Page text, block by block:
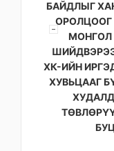
БАЙДЛЫГ
ОРОЛЦООГ
МОНГОЛ
ХК-ИЙН
ХУВЬЦААГ